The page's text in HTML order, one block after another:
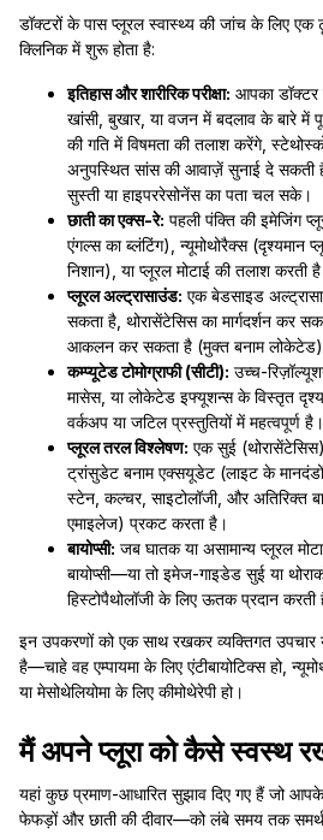
डॉक्टरों के पास प्लूरल स्वास्थ्य की जांच के लिए
क्लिनिक में शुरू होता है:
इतिहास और शारीरिक परीक्षा: आपका डॉक्टर
खांसी, बुखार, या वजन में बदलाव के बारे में
की गति में विषमता की तलाश करेंगे,
अनुपस्थित सांस की आवाज़ें सुनाई दे
सुस्ती या हाइपररेसोनेंस का पता चल सके।
छाती का एक्स-रे: पहली पंक्ति की इमेजिंग
एंगल्स का ब्लंटिंग), न्यूमोथोरैक्स
निशान), या प्लूरल मोटाई की तलाश करती
प्लूरल अल्ट्रासाउंड: एक बेडसाइड
सकता है, थोरासेंटेसिस का मार्गदर्शन कर
आकलन कर सकता है (मुक्त बनाम
कम्प्यूटेड टोमोग्राफी (सीटी): उच्च-
मासेस, या लोकेटेड इफ्यूशन्स के विस्तृत
वर्कअप या जटिल प्रस्तुतियों में महत्वपूर्ण है।
प्लूरल तरल विश्लेषण: एक सुई
ट्रांसुडेट बनाम एक्सयूडेट (लाइट के
स्टेन, कल्चर, साइटोलॉजी, और अतिरिक्त
एमाइलेज) प्रकट करता है।
बायोप्सी: जब घातक या असामान्य प्लूरल
बायोप्सी—या तो इमेज-गाइडेड सुई या
हिस्टोपैथोलॉजी के लिए ऊतक प्रदान करती
इन उपकरणों को एक साथ रखकर व्यक्तिगत उपचार
है—चाहे वह एम्पायमा के लिए एंटीबायोटिक्स हो,
या मेसोथेलियोमा के लिए कीमोथेरेपी हो।
मैं अपने प्लूरा को कैसे स्वस्थ
यहां कुछ प्रमाण-आधारित सुझाव दिए गए हैं जो
फेफड़ों और छाती की दीवार—को लंबे समय तक